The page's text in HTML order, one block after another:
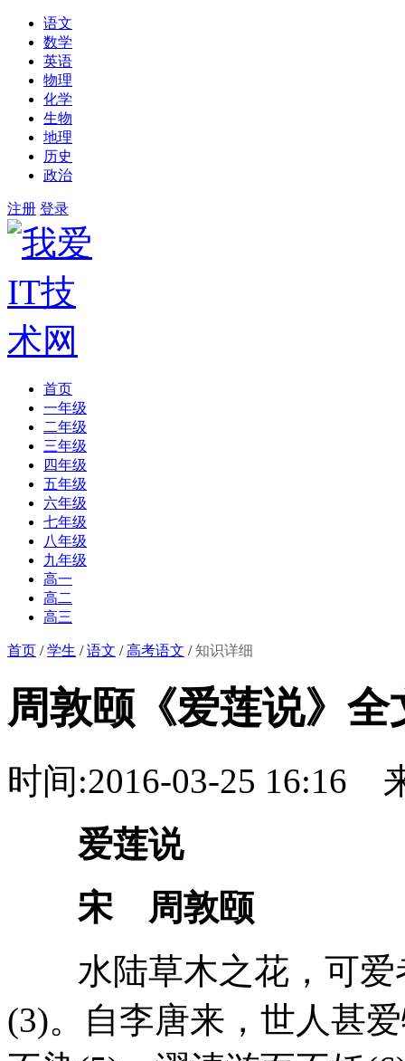
语文
数学
英语
物理
化学
生物
地理
历史
政治
注册 登录
首页
一年级
二年级
三年级
四年级
五年级
六年级
七年级
八年级
九年级
高一
高二
高三
首页 /学生 /语文 /高考语文 /知识详细
周敦颐《爱莲说》
时间:2016-03-25 16:16
爱莲说
宋 周敦颐
水陆草木之花，可爱
(3)。自李唐来，世人甚